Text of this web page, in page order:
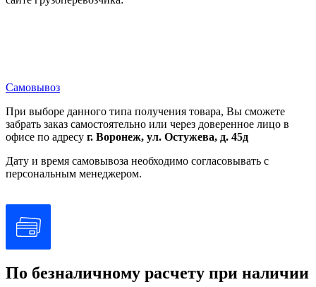
Самовывоз
При выборе данного типа получения товара, Вы сможете
забрать заказ самостоятельно или через доверенное лицо в
офисе по адресу г. Воронеж, ул. Остужева, д. 45д
Дату и время самовывоза необходимо согласовывать с
персональным менеджером.
По безналичному расчету при наличии